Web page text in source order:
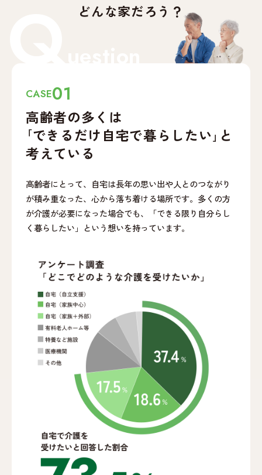
どんな家だろう？
CASE01
高齢者の多くは
｢できるだけ自宅で暮らしたい｣と
考えている
高齢者にとって、自宅は長年の思い出や人とのつながり
が積み重なった、心から落ち着ける場所です。多くの方
が介護が必要になった場合でも、「できる限り自分らし
く暮らしたい」という想いを持っています。